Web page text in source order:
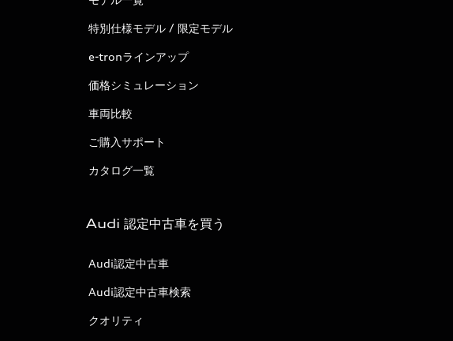
特別仕様モデル / 限定モデル
e-tronラインアップ
価格シミュレーション
車両比較
ご購入サポート
カタログ一覧
Audi 認定中古車を買う
Audi認定中古車
Audi認定中古車検索
クオリティ